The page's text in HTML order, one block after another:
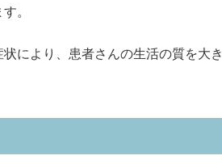
。
により、患者さんの生活の質を大き